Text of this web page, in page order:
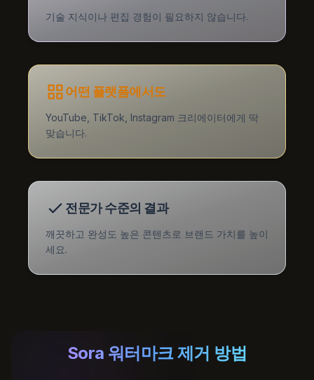
기술 지식이나 편집 경험이 필요하지 않습니다.
어떤 플랫폼에서도
YouTube, TikTok, Instagram 크리에이터에게 딱
맞습니다.
전문가 수준의 결과
깨끗하고 완성도 높은 콘텐츠로 브랜드 가치를 높이
세요.
Sora 워터마크 제거 방법